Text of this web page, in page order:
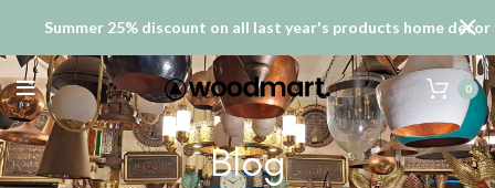
0
Blog
Summer 25% discount on all last year's products home decor